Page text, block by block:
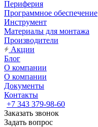
Периферия
Программное обеспечение
Инструмент
Материалы для монтажа
Производители
Акции
Блог
О компании
О компании
Документы
Контакты
+7 343 379-98-60
Заказать звонок
Задать вопрос